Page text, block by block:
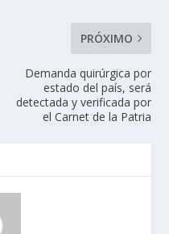
PRÓXIMO
Demanda quirúrgica por
estado del país, será
detectada y verificada por
el Carnet de la Patria